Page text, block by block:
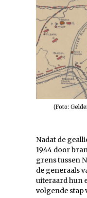
(Foto:
Nadat de
1944 door
grens tussen
de generaals
uiteraard hun
volgende stap